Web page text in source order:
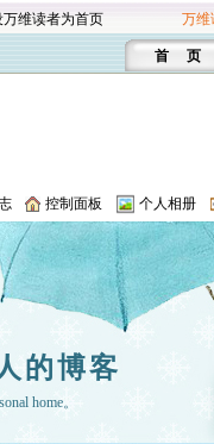
万维读者为首页 万维
首 页
控制面板 个人相册
的博客
home。